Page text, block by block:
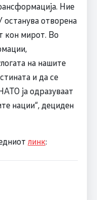
Ние
останува отворена
кон мирот. Во
на нашите
и да се
ја одразуваат
нации“, дециден
линк: